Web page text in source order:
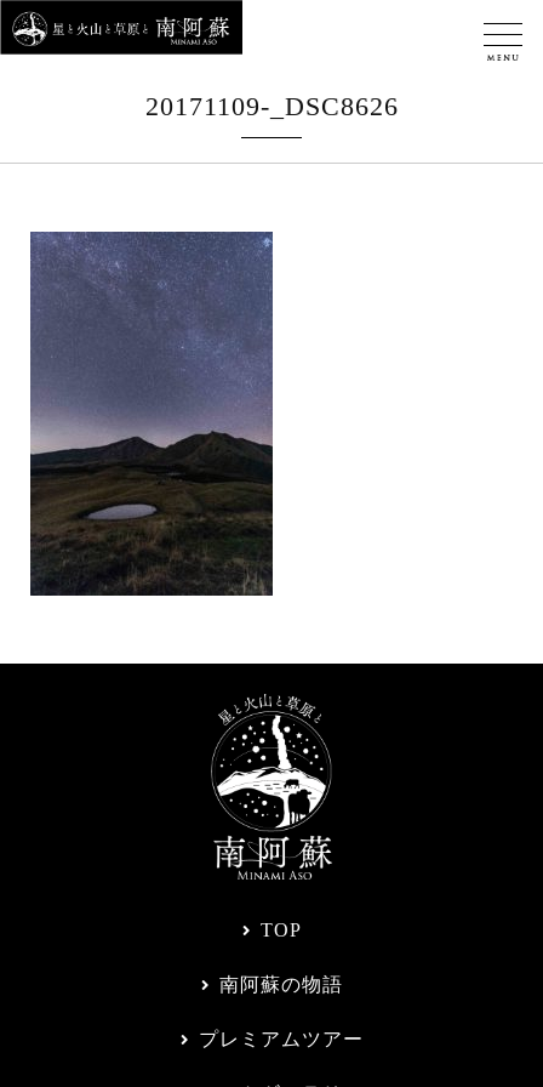
20171109-_DSC8626
TOP
南阿蘇の物語
プレミアムツアー